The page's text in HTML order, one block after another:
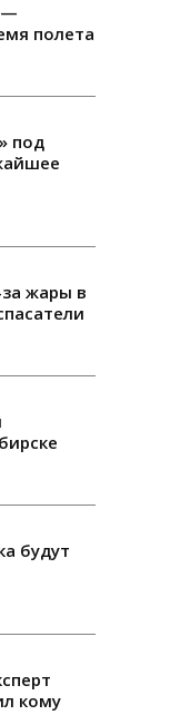
—
полета
под
жары в
будут
кому